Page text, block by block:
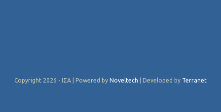
Copyright 2026 - ΙΣΑ | Powered by Noveltech | Developed by Terranet